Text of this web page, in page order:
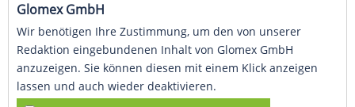
Glomex GmbH
Wir benötigen Ihre Zustimmung, um den von unserer
Redaktion eingebundenen Inhalt von Glomex GmbH
anzuzeigen. Sie können diesen mit einem Klick anzeigen
lassen und auch wieder deaktivieren.